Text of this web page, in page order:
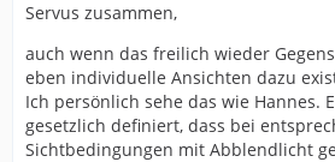
Servus zusammen,
auch wenn das freilich wieder
eben individuelle Ansichten dazu
Ich persönlich sehe das wie Hannes.
gesetzlich definiert, dass bei
Sichtbedingungen mit Abblendlicht